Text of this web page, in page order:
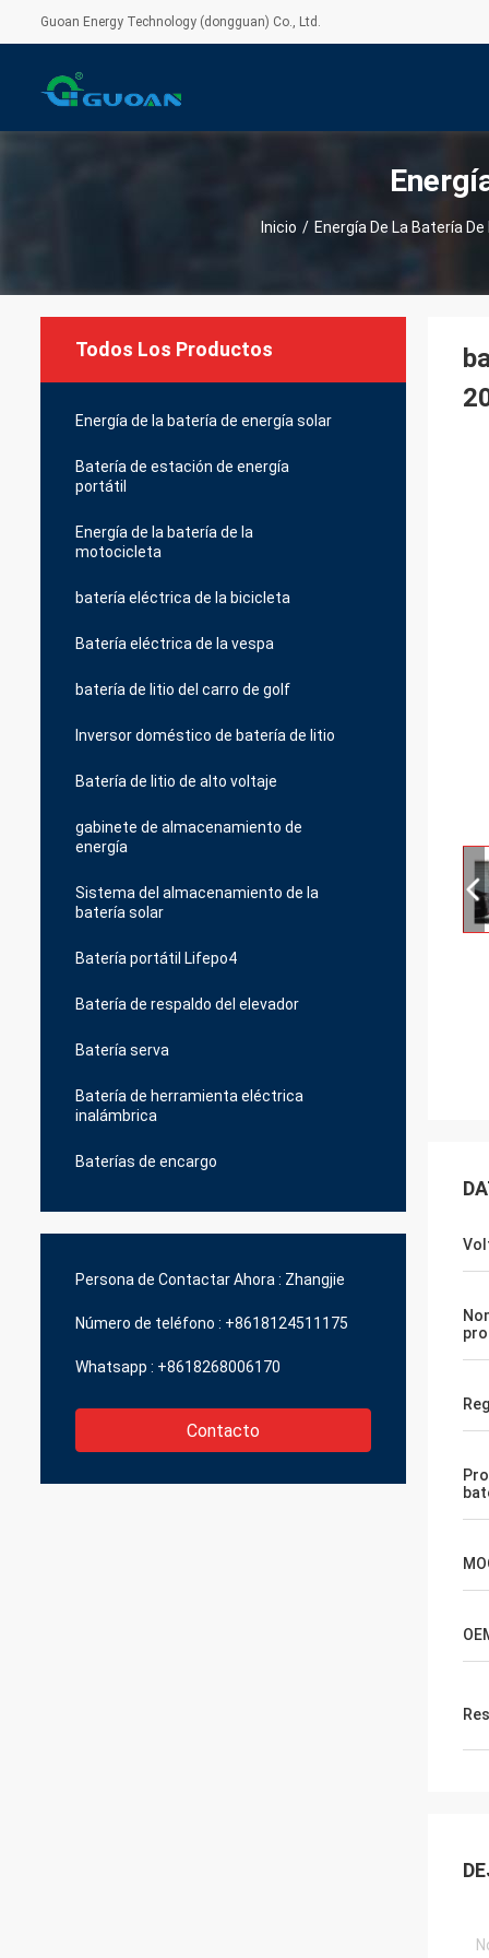
Guoan Energy Technology (dongguan) Co., Ltd.
Inicio / Energía De La Batería
Todos Los Productos
Energía de la batería de energía solar
Batería de estación de energía
portátil
Energía de la batería de la
motocicleta
batería eléctrica de la bicicleta
Batería eléctrica de la vespa
batería de litio del carro de golf
Inversor doméstico de batería de litio
Batería de litio de alto voltaje
gabinete de almacenamiento de
energía
Sistema del almacenamiento de la
batería solar
Batería portátil Lifepo4
Batería de respaldo del elevador
Batería serva
Batería de herramienta eléctrica
inalámbrica
Baterías de encargo
Persona de Contactar Ahora : Zhangjie
Número de teléfono : +8618124511175
Whatsapp : +8618268006170
Contacto